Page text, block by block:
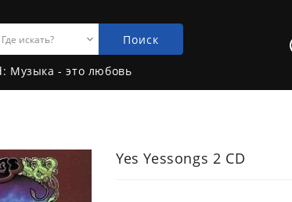
Поиск
Музыка - это любовь
Yes Yessongs 2 CD